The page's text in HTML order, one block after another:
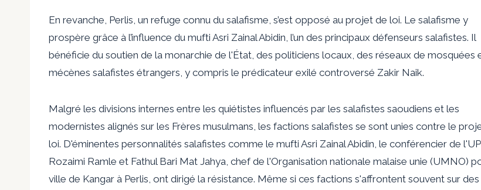
En revanche, Perlis, un refuge connu du salafisme, s’est opposé au projet de loi. Le salafisme y
prospère grâce à l’influence du mufti Asri Zainal Abidin, l’un des principaux défenseurs salafistes. Il
bénéficie du soutien de la monarchie de l'État, des politiciens locaux, des réseaux de mosquées
mécènes salafistes étrangers, y compris le prédicateur exilé controversé Zakir Naik.
Malgré les divisions internes entre les quiétistes influencés par les salafistes saoudiens et les
modernistes alignés sur les Frères musulmans, les factions salafistes se sont unies contre le
loi. D'éminentes personnalités salafistes comme le mufti Asri Zainal Abidin, le conférencier de
Rozaimi Ramle et Fathul Bari Mat Jahya, chef de l'Organisation nationale malaise unie (UMNO)
ville de Kangar à Perlis, ont dirigé la résistance. Même si ces factions s'affrontent souvent sur des